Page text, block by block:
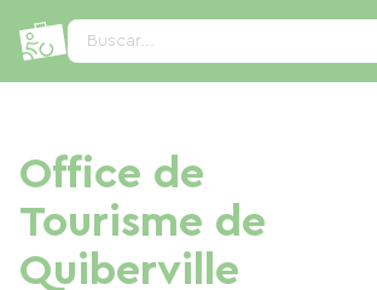
Buscar...
Office de
Tourisme de
Quiberville
Panel de gestión de cookies